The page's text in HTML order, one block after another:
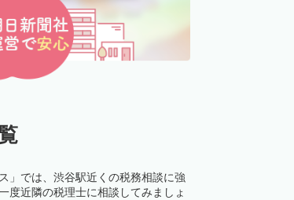
」では、渋谷駅近くの税務相談に強
度近隣の税理士に相談してみましょ